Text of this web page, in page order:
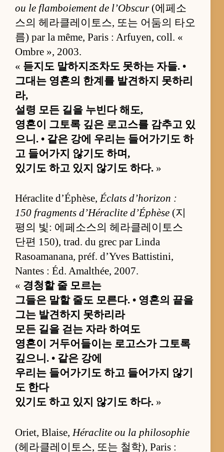
ou le flamboiement de l’Obscur(에페소
스의 헤라클레이토스, 또는 어둠의 타오
름) par la même, Paris : Arfuyen, coll. «
Ombre », 2003.
« 듣지도 말하지조차도 못하는 자들. •
그대는 영혼의 한계를 발견하지 못하리
라,
설령 모든 길을 누빈다 해도,
영혼이 그토록 깊은 로고스를 감추고 있
으니. • 같은 강에 우리는 들어가기도 하
고 들어가지 않기도 하며,
있기도 하고 있지 않기도 하다. »
Héraclite d’Éphèse,Éclats d’horizon :
150 fragments d’Héraclite d’Éphèse (지
평의 빛: 에페소스의 헤라클레이토스
단편 150), trad. du grec par Linda
Rasoamanana, préf. d’Yves Battistini,
Nantes : Éd. Amalthée, 2007.
« 경청할 줄 모르는
그들은 말할 줄도 모른다. • 영혼의 끝을
그는 발견하지 못하리라
모든 길을 걷는 자라 하여도
영혼이 거두어들이는 로고스가 그토록
깊으니. • 같은 강에
우리는 들어가기도 하고 들어가지 않기
도 한다
있기도 하고 있지 않기도 하다. »
Oriet, Blaise,Héraclite ou la philosophie
(헤라클레이토스, 또는 철학), Paris :